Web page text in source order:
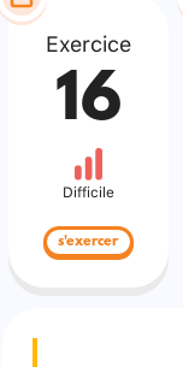
Exercice
16
Difficile
s'exercer